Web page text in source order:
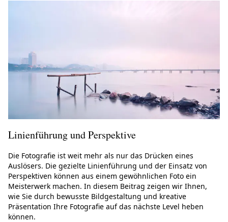
Linienführung und Perspektive
Die Fotografie ist weit mehr als nur das Drücken eines
Auslösers. Die gezielte Linienführung und der Einsatz von
Perspektiven können aus einem gewöhnlichen Foto ein
Meisterwerk machen. In diesem Beitrag zeigen wir Ihnen,
wie Sie durch bewusste Bildgestaltung und kreative
Präsentation Ihre Fotografie auf das nächste Level heben
können.